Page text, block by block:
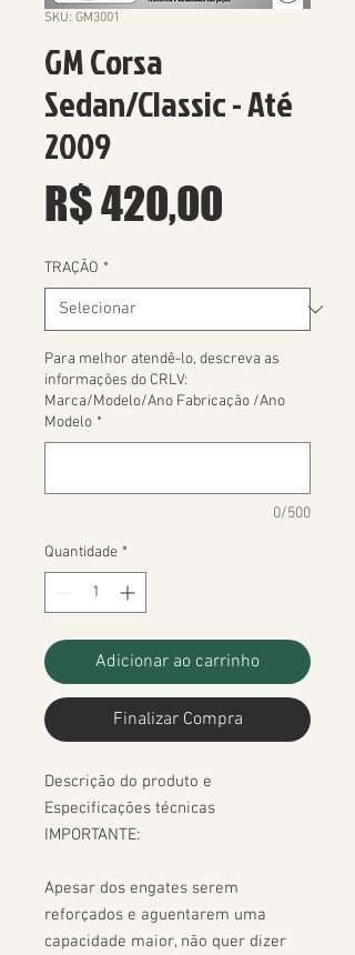
SKU: GM3001
GM Corsa
Sedan/Classic - Até
2009
R$ 420,00
TRAÇÃO *
Para melhor atendê-lo, descreva as
informações do CRLV:
Marca/Modelo/Ano Fabricação /Ano
Modelo *
0/500
Quantidade *
Adicionar ao carrinho
Finalizar Compra
Descrição do produto e
Especificações técnicas
IMPORTANTE:
Apesar dos engates serem
reforçados e aguentarem uma
capacidade maior, não quer dizer